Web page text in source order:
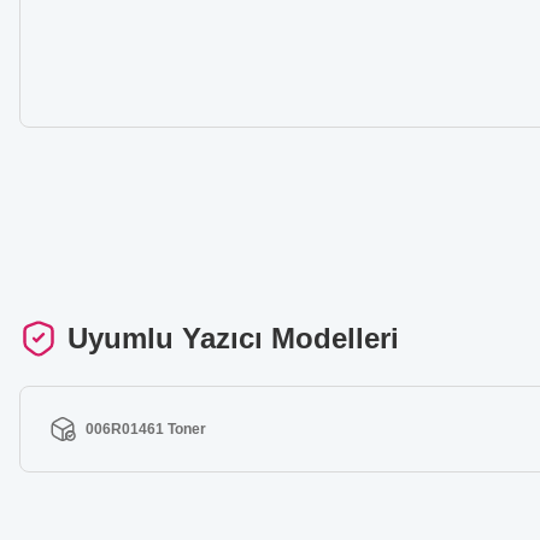
Uyumlu Yazıcı Modelleri
006R01461 Toner